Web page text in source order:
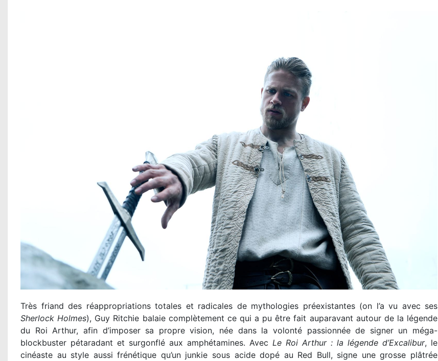
Très friand des réappropriations totales et radicales de mythologies préexistantes (on l’a vu avec ses
Sherlock Holmes), Guy Ritchie balaie complètement ce qui a pu être fait auparavant autour de la légende
du Roi Arthur, afin d’imposer sa propre vision, née dans la volonté passionnée de signer un méga-
blockbuster pétaradant et surgonflé aux amphétamines. Avec Le Roi Arthur : la légende d’Excalibur, le
cinéaste au style aussi frénétique qu’un junkie sous acide dopé au Red Bull, signe une grosse plâtrée